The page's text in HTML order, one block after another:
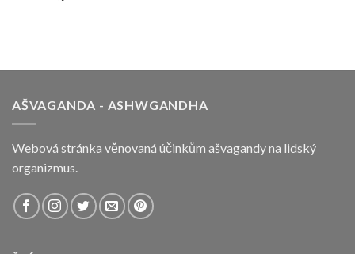
AŠVAGANDA - ASHWGANDHA
Webová stránka věnovaná účinkům ašvagandy na lidský
organizmus.